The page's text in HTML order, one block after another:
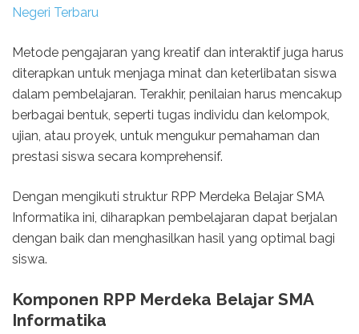
Negeri Terbaru
Metode pengajaran yang kreatif dan interaktif juga harus
diterapkan untuk menjaga minat dan keterlibatan siswa
dalam pembelajaran. Terakhir, penilaian harus mencakup
berbagai bentuk, seperti tugas individu dan kelompok,
ujian, atau proyek, untuk mengukur pemahaman dan
prestasi siswa secara komprehensif.
Dengan mengikuti struktur RPP Merdeka Belajar SMA
Informatika ini, diharapkan pembelajaran dapat berjalan
dengan baik dan menghasilkan hasil yang optimal bagi
siswa.
Komponen RPP Merdeka Belajar SMA
Informatika